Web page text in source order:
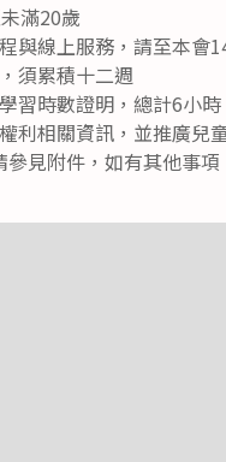
滿20歲
與線上服務，請至本會
須累積十二週
習時數證明，總計6小時
利相關資訊，並推廣兒
參見附件，如有其他事